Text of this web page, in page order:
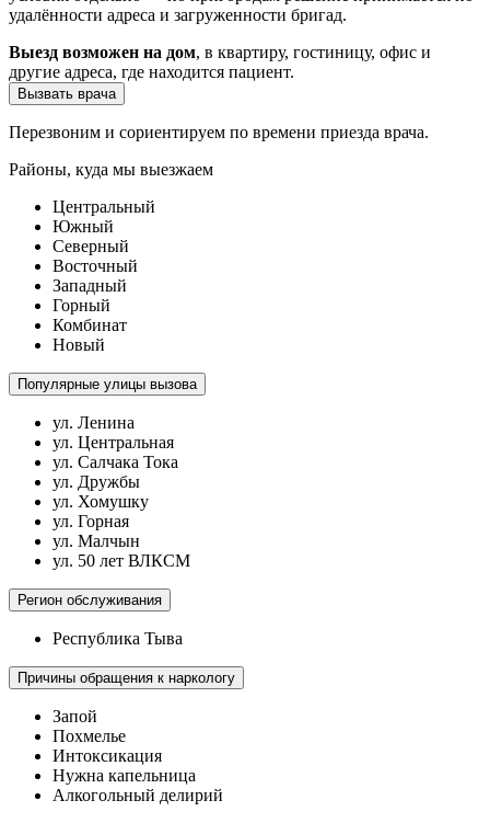
удалённости адреса и загруженности бригад.
Выезд возможен на дом, в квартиру, гостиницу, офис и
другие адреса, где находится пациент.
Вызвать врача
Перезвоним и сориентируем по времени приезда врача.
Районы, куда мы выезжаем
Центральный
Южный
Северный
Восточный
Западный
Горный
Комбинат
Новый
Популярные улицы вызова
ул. Ленина
ул. Центральная
ул. Салчака Тока
ул. Дружбы
ул. Хомушку
ул. Горная
ул. Малчын
ул. 50 лет ВЛКСМ
Регион обслуживания
Республика Тыва
Причины обращения к наркологу
Запой
Похмелье
Интоксикация
Нужна капельница
Алкогольный делирий